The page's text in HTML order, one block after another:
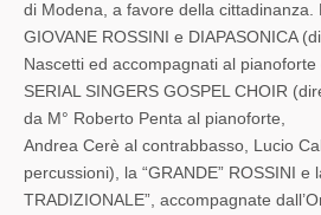
di Modena, a favore della cittadinanza.
GIOVANE ROSSINI e DIAPASONICA
Nascetti ed accompagnati al
SERIAL SINGERS GOSPEL CHOIR
da M° Roberto Penta al pianoforte,
Andrea Cerè al contrabbasso, Lucio
percussioni), la “GRANDE” ROSSINI e
TRADIZIONALE”, accompagnate